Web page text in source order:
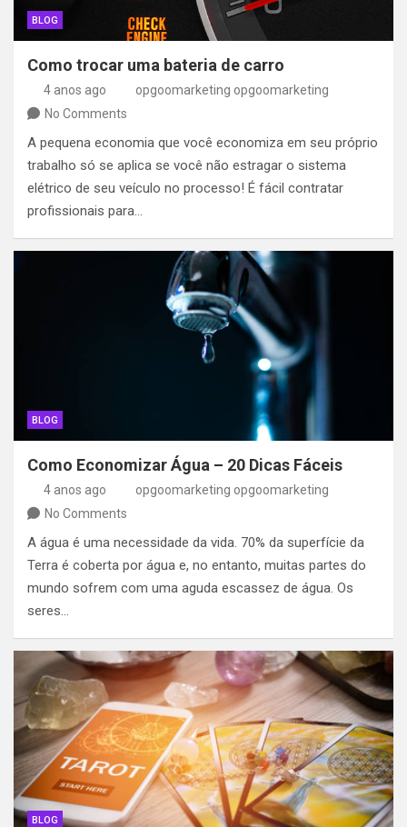
BLOG
Como trocar uma bateria de carro
4 anos ago
opgoomarketing opgoomarketing
No Comments
A pequena economia que você economiza em seu próprio
trabalho só se aplica se você não estragar o sistema
elétrico de seu veículo no processo! É fácil contratar
profissionais para…
BLOG
Como Economizar Água – 20 Dicas Fáceis
4 anos ago
opgoomarketing opgoomarketing
No Comments
A água é uma necessidade da vida. 70% da superfície da
Terra é coberta por água e, no entanto, muitas partes do
mundo sofrem com uma aguda escassez de água. Os
seres…
BLOG